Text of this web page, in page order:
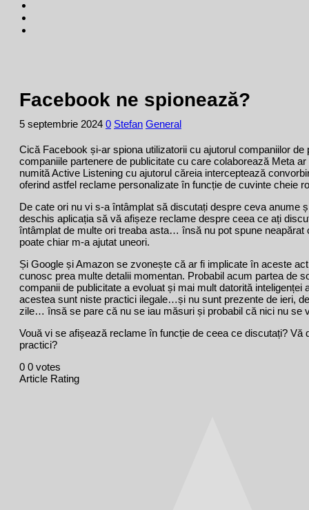
Facebook ne spionează?
5 septembrie 2024 0 Stefan General
Cică Facebook și-ar spiona utilizatorii cu ajutorul companiilor de
companiile partenere de publicitate cu care colaborează Meta ar
numită Active Listening cu ajutorul căreia interceptează
oferind astfel reclame personalizate în funcție de cuvinte cheie
De cate ori nu vi s-a întâmplat să discutați despre ceva anume
deschis aplicația să vă afișeze reclame despre ceea ce ați
întâmplat de multe ori treaba asta… însă nu pot spune
poate chiar m-a ajutat uneori.
Și Google și Amazon se zvonește că ar fi implicate în aceste
cunosc prea multe detalii momentan. Probabil acum partea de
companii de publicitate a evoluat și mai mult datorită
acestea sunt niste practici ilegale…și nu sunt prezente de ieri,
zile… însă se pare că nu se iau măsuri și probabil că nici nu se
Vouă vi se afișează reclame în funcție de ceea ce discutați? Vă
practici?
0 0 votes
Article Rating